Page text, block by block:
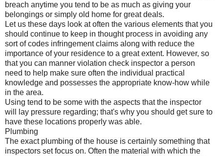
breach anytime you tend to be as much as giving your
belongings or simply old home for great deals.
Let us these days look at often the various elements that you
should continue to keep in thought process in avoiding any
sort of codes infringement claims along with reduce the
importance of your residence to a great extent. However, so
that you can manner violation check inspector a person
need to help make sure often the individual practical
knowledge and possesses the appropriate know-how while
in the area.
Using tend to be some with the aspects that the inspector
will lay pressure regarding; that's why you should get sure to
have these locations properly was able.
Plumbing
The exact plumbing of the house is certainly something that
inspectors set focus on. Often the material with which the